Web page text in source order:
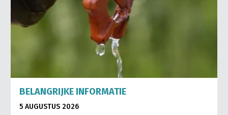
BELANGRIJKE INFORMATIE
5 AUGUSTUS 2026